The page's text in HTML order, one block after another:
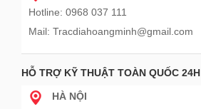
Hotline: 0968 037 111
Mail: Tracdiahoangminh@gmail.com
HỖ TRỢ KỸ THUẬT TOÀN QUỐC 24H
HÀ NỘI